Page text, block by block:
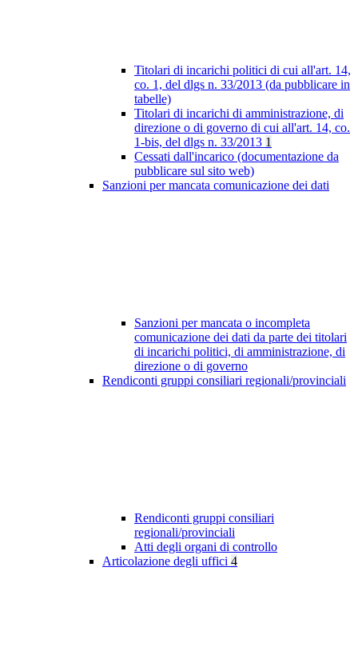
Titolari di incarichi politici di cui all'art. 14,
co. 1, del dlgs n. 33/2013 (da pubblicare in
tabelle)
Titolari di incarichi di amministrazione, di
direzione o di governo di cui all'art. 14, co.
1-bis, del dlgs n. 33/2013 1
Cessati dall'incarico (documentazione da
pubblicare sul sito web)
Sanzioni per mancata comunicazione dei dati
Sanzioni per mancata o incompleta
comunicazione dei dati da parte dei titolari
di incarichi politici, di amministrazione, di
direzione o di governo
Rendiconti gruppi consiliari regionali/provinciali
Rendiconti gruppi consiliari
regionali/provinciali
Atti degli organi di controllo
Articolazione degli uffici 4